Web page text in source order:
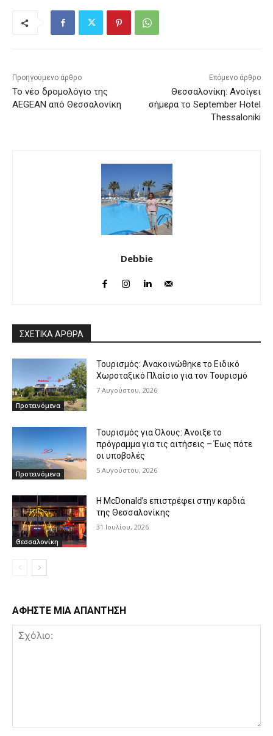
Προηγούμενο άρθρο
Το νέο δρομολόγιο της
AEGEAN από Θεσσαλονίκη
Επόμενο άρθρο
Θεσσαλονίκη: Ανοίγει
σήμερα το September Hotel
Thessaloniki
Debbie
ΣΧΕΤΙΚΑ ΑΡΘΡΑ
Προτεινόμενα
Τουρισμός: Ανακοινώθηκε το Ειδικό
Χωροταξικό Πλαίσιο για τον Τουρισμό
7 Αυγούστου, 2026
Προτεινόμενα
Τουρισμός για Όλους: Άνοιξε το
πρόγραμμα για τις αιτήσεις – Έως πότε
οι υποβολές
5 Αυγούστου, 2026
Θεσσαλονίκη
Η McDonald’s επιστρέφει στην καρδιά
της Θεσσαλονίκης
31 Ιουλίου, 2026
ΑΦΗΣΤΕ ΜΙΑ ΑΠΑΝΤΗΣΗ